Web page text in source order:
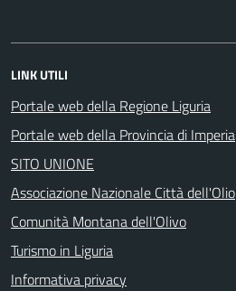
LINK UTILI
Portale web della Regione Liguria
Portale web della Provincia di Imperia
SITO UNIONE
Associazione Nazionale Città dell'Olio
Comunità Montana dell'Olivo
Turismo in Liguria
Informativa privacy